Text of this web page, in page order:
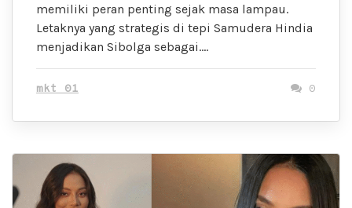
memiliki peran penting sejak masa lampau.
Letaknya yang strategis di tepi Samudera Hindia
menjadikan Sibolga sebagai….
mkt 01 0